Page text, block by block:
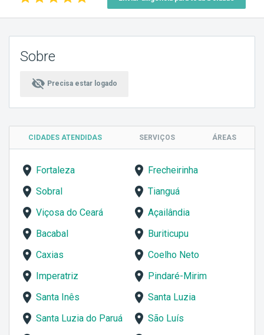
Sobre
visibility_off Precisa estar logado
CIDADES ATENDIDAS SERVIÇOS ÁREAS
Fortaleza
Frecheirinha
Sobral
Tianguá
Viçosa do Ceará
Açailândia
Bacabal
Buriticupu
Caxias
Coelho Neto
Imperatriz
Pindaré-Mirim
Santa Inês
Santa Luzia
Santa Luzia do Paruá
São Luís